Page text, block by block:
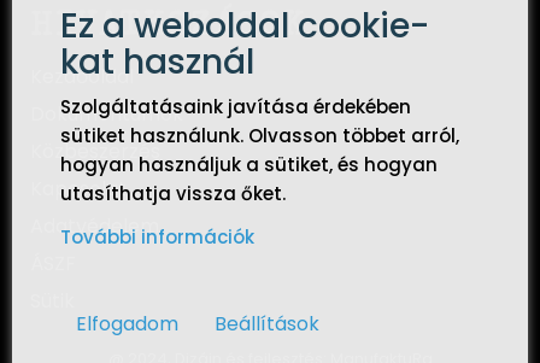
Ez a weboldal cookie-
kat használ
Szolgáltatásaink javítása érdekében
sütiket használunk. Olvasson többet arról,
hogyan használjuk a sütiket, és hogyan
utasíthatja vissza őket.
További információk
Elfogadom Beállítások
HIVATKOZÁSOK
Kezdőoldal
Dokumentumok
Közbeszerzés
Kapcsolat
Adatvédelem